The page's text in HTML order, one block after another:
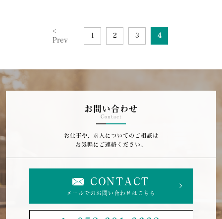
<
Prev
2 3 4
お問い合わせ
Contact
お仕事や、求人についてのご相談は
お気軽にご連絡ください。
CONTACT
メールでのお問い合わせはこちら